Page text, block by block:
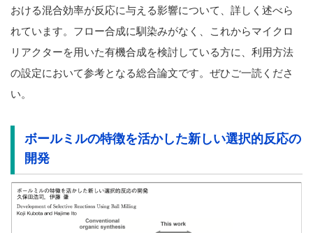
おける混合効率が反応に与える影響について、詳しく述べら
れています。フロー合成に馴染みがなく、これからマイクロ
リアクターを用いた有機合成を検討している方に、利用方法
の設定において参考となる総合論文です。ぜひご一読くださ
い。
ボールミルの特徴を活かした新しい選択的反応の
開発